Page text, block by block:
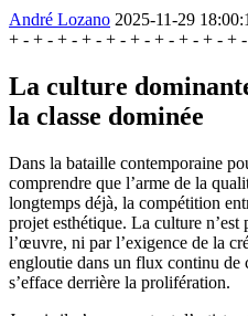
André Lozano 2025-11-29
La culture
la classe dominée
Dans la bataille contemporaine
comprendre que l’arme de la
longtemps déjà, la compétition
projet esthétique. La culture
l’œuvre, ni par l’exigence de la
engloutie dans un flux continu de
s’efface derrière la prolifération.